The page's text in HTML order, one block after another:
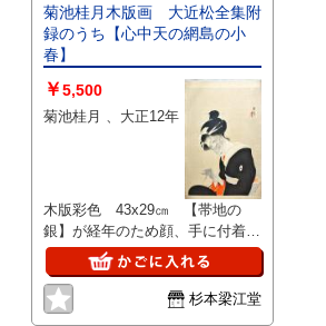
菊池桂月木版画 大近松全集附
録のうち【心中天の網島の小
春】
￥5,500
菊池桂月 、大正12年
木版彩色 43x29㎝ 【帯地の
銀】が経年のため顔、手に付着
少やけ
杉本梁江堂